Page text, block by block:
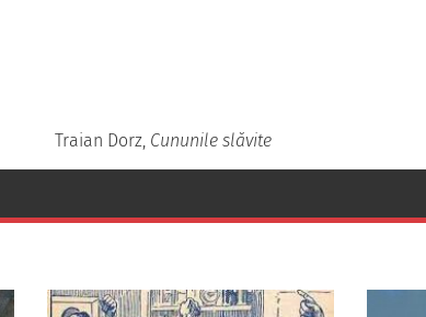
Traian Dorz, Cununile slăvite